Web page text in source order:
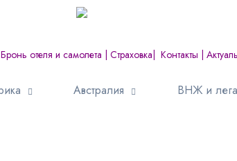
Бронь отеля и самолета Страховка Контакты
Австралия ВНЖ и